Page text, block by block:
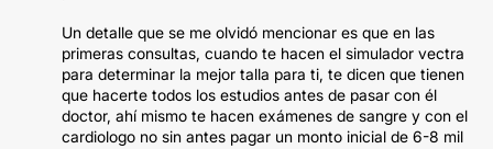
Un detalle que se me olvidó mencionar es que en las
primeras consultas, cuando te hacen el simulador vectra
para determinar la mejor talla para ti, te dicen que tienen
que hacerte todos los estudios antes de pasar con él
doctor, ahí mismo te hacen exámenes de sangre y con el
cardiologo no sin antes pagar un monto inicial de 6-8 mil